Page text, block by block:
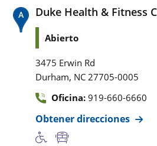
Duke Health & Fitness
Abierto
3475 Erwin Rd
Durham, NC 27705-0005
Oficina: 919-660-6660
Obtener direcciones